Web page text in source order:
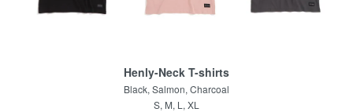
Henly-Neck T-shirts
Black, Salmon, Charcoal
S, M, L, XL